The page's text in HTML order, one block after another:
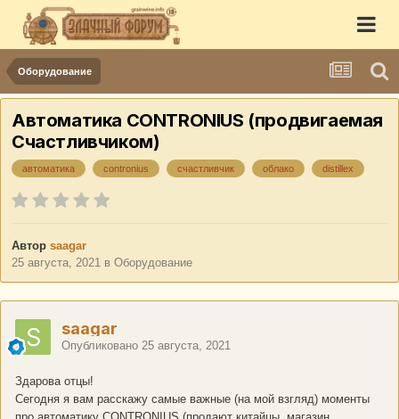
Оборудование
Автоматика CONTRONIUS (продвигаемая
Счастливчиком)
автоматика contronius счастливчик облако distillex
Автор saagar
25 августа, 2021 в Оборудование
saagar
Опубликовано 25 августа, 2021
Здарова отцы!
Сегодня я вам расскажу самые важные (на мой взгляд) моменты